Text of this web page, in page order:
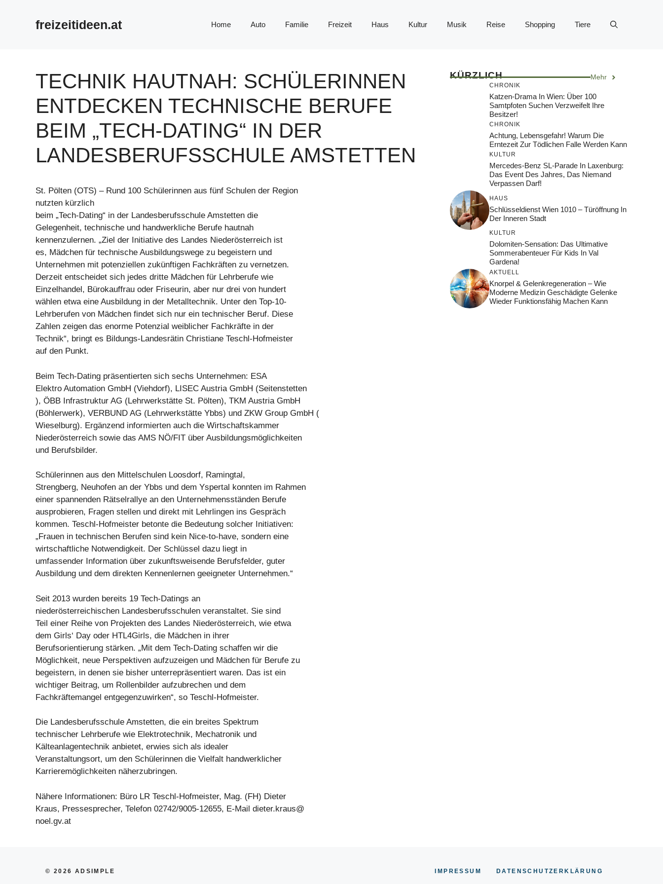
freizeitideen.at Home Auto Familie Freizeit Haus Kultur Musik Reise Shopping Tiere
TECHNIK HAUTNAH: SCHÜLERINNEN
ENTDECKEN TECHNISCHE BERUFE
BEIM „TECH-DATING“ IN DER
LANDESBERUFSSCHULE AMSTETTEN
St. Pölten (OTS) – Rund 100 Schülerinnen aus fünf Schulen der Region
nutzten kürzlich
beim „Tech-Dating“ in der Landesberufsschule Amstetten die
Gelegenheit, technische und handwerkliche Berufe hautnah
kennenzulernen. „Ziel der Initiative des Landes Niederösterreich ist
es, Mädchen für technische Ausbildungswege zu begeistern und
Unternehmen mit potenziellen zukünftigen Fachkräften zu vernetzen.
Derzeit entscheidet sich jedes dritte Mädchen für Lehrberufe wie
Einzelhandel, Bürokauffrau oder Friseurin, aber nur drei von hundert
wählen etwa eine Ausbildung in der Metalltechnik. Unter den Top-10-
Lehrberufen von Mädchen findet sich nur ein technischer Beruf. Diese
Zahlen zeigen das enorme Potenzial weiblicher Fachkräfte in der
Technik“, bringt es Bildungs-Landesrätin Christiane Teschl-Hofmeister
auf den Punkt.
Beim Tech-Dating präsentierten sich sechs Unternehmen: ESA
Elektro Automation GmbH (Viehdorf), LISEC Austria GmbH (Seitenstetten
), ÖBB Infrastruktur AG (Lehrwerkstätte St. Pölten), TKM Austria GmbH
(Böhlerwerk), VERBUND AG (Lehrwerkstätte Ybbs) und ZKW Group GmbH (
Wieselburg). Ergänzend informierten auch die Wirtschaftskammer
Niederösterreich sowie das AMS NÖ/FIT über Ausbildungsmöglichkeiten
und Berufsbilder.
Schülerinnen aus den Mittelschulen Loosdorf, Ramingtal,
Strengberg, Neuhofen an der Ybbs und dem Yspertal konnten im Rahmen
einer spannenden Rätselrallye an den Unternehmensständen Berufe
ausprobieren, Fragen stellen und direkt mit Lehrlingen ins Gespräch
kommen. Teschl-Hofmeister betonte die Bedeutung solcher Initiativen:
„Frauen in technischen Berufen sind kein Nice-to-have, sondern eine
wirtschaftliche Notwendigkeit. Der Schlüssel dazu liegt in
umfassender Information über zukunftsweisende Berufsfelder, guter
Ausbildung und dem direkten Kennenlernen geeigneter Unternehmen.“
Seit 2013 wurden bereits 19 Tech-Datings an
niederösterreichischen Landesberufsschulen veranstaltet. Sie sind
Teil einer Reihe von Projekten des Landes Niederösterreich, wie etwa
dem Girls‘ Day oder HTL4Girls, die Mädchen in ihrer
Berufsorientierung stärken. „Mit dem Tech-Dating schaffen wir die
Möglichkeit, neue Perspektiven aufzuzeigen und Mädchen für Berufe zu
begeistern, in denen sie bisher unterrepräsentiert waren. Das ist ein
wichtiger Beitrag, um Rollenbilder aufzubrechen und dem
Fachkräftemangel entgegenzuwirken“, so Teschl-Hofmeister.
Die Landesberufsschule Amstetten, die ein breites Spektrum
technischer Lehrberufe wie Elektrotechnik, Mechatronik und
Kälteanlagentechnik anbietet, erwies sich als idealer
Veranstaltungsort, um den Schülerinnen die Vielfalt handwerklicher
Karrieremöglichkeiten näherzubringen.
Nähere Informationen: Büro LR Teschl-Hofmeister, Mag. (FH) Dieter
Kraus, Pressesprecher, Telefon 02742/9005-12655, E-Mail dieter.kraus@
noel.gv.at
KÜRZLICH Mehr
CHRONIK
Katzen-Drama In Wien: Über 100
Samtpfoten Suchen Verzweifelt Ihre
Besitzer!
CHRONIK
Achtung, Lebensgefahr! Warum Die
Erntezeit Zur Tödlichen Falle Werden Kann
KULTUR
Mercedes-Benz SL-Parade In Laxenburg:
Das Event Des Jahres, Das Niemand
Verpassen Darf!
HAUS
Schlüsseldienst Wien 1010 – Türöffnung In
Der Inneren Stadt
KULTUR
Dolomiten-Sensation: Das Ultimative
Sommerabenteuer Für Kids In Val
Gardena!
AKTUELL
Knorpel & Gelenkregeneration – Wie
Moderne Medizin Geschädigte Gelenke
Wieder Funktionsfähig Machen Kann
© 2026 ADSIMPLE IMPRESSUM DATENSCHUTZERKLÄRUNG